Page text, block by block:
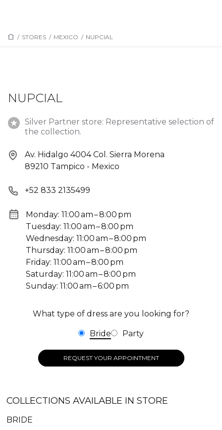
/ STORES / MEXICO / NUPCIAL
NUPCIAL
Silver Partner store: Representative selection of
the collection.
Av. Hidalgo 4004 Col. Sierra Morena
89210 Tampico - Mexico
+52 833 2135499
Monday: 11:00 am – 8:00 pm
Tuesday: 11:00 am – 8:00 pm
Wednesday: 11:00 am – 8:00 pm
Thursday: 11:00 am – 8:00 pm
Friday: 11:00 am – 8:00 pm
Saturday: 11:00 am – 8:00 pm
Sunday: 11:00 am – 6:00 pm
What type of dress are you looking for?
Bride Party
REQUEST YOUR APPOINTMENT
COLLECTIONS AVAILABLE IN STORE
BRIDE